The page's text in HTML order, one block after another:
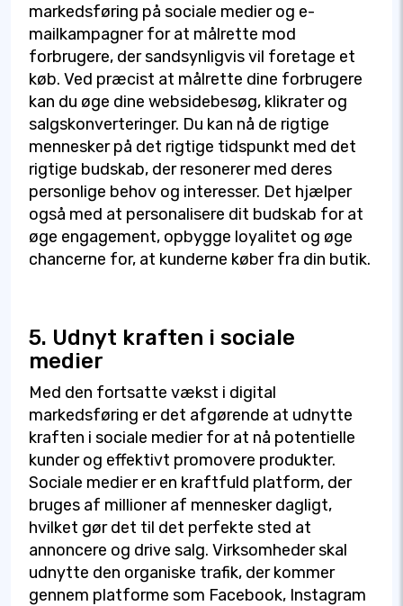
markedsføring på sociale medier og e-
mailkampagner for at målrette mod
forbrugere, der sandsynligvis vil foretage et
køb. Ved præcist at målrette dine forbrugere
kan du øge dine websidebesøg, klikrater og
salgskonverteringer. Du kan nå de rigtige
mennesker på det rigtige tidspunkt med det
rigtige budskab, der resonerer med deres
personlige behov og interesser. Det hjælper
også med at personalisere dit budskab for at
øge engagement, opbygge loyalitet og øge
chancerne for, at kunderne køber fra din butik.
5. Udnyt kraften i sociale
medier
Med den fortsatte vækst i digital
markedsføring er det afgørende at udnytte
kraften i sociale medier for at nå potentielle
kunder og effektivt promovere produkter.
Sociale medier er en kraftfuld platform, der
bruges af millioner af mennesker dagligt,
hvilket gør det til det perfekte sted at
annoncere og drive salg. Virksomheder skal
udnytte den organiske trafik, der kommer
gennem platforme som Facebook, Instagram